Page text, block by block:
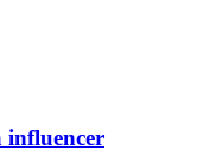
influencer